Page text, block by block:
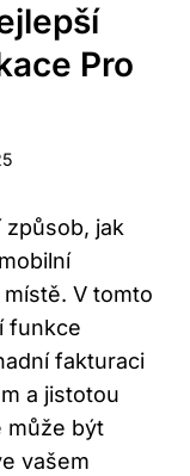
Pro
způsob, jak
V tomto
funkce
fakturaci
a jistotou
může být
vašem